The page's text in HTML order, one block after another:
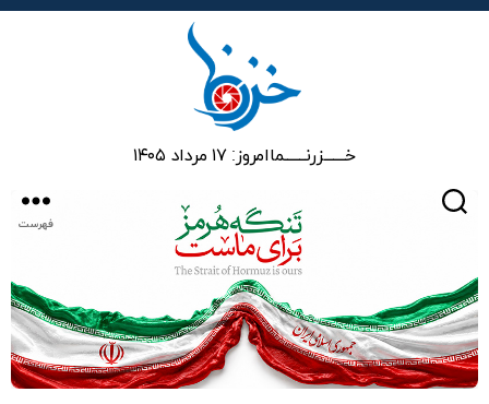
خـــــــزرنـــــــماامروز: ۱۷ مرداد ۱۴۰۵
فهرست